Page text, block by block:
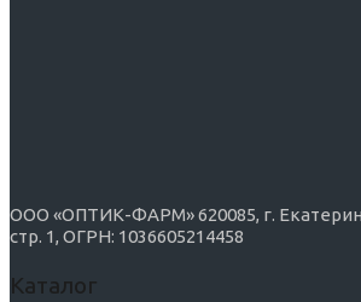
ООО «ОПТИК-ФАРМ» 620085, г.
стр. 1, ОГРН: 1036605214458
Каталог